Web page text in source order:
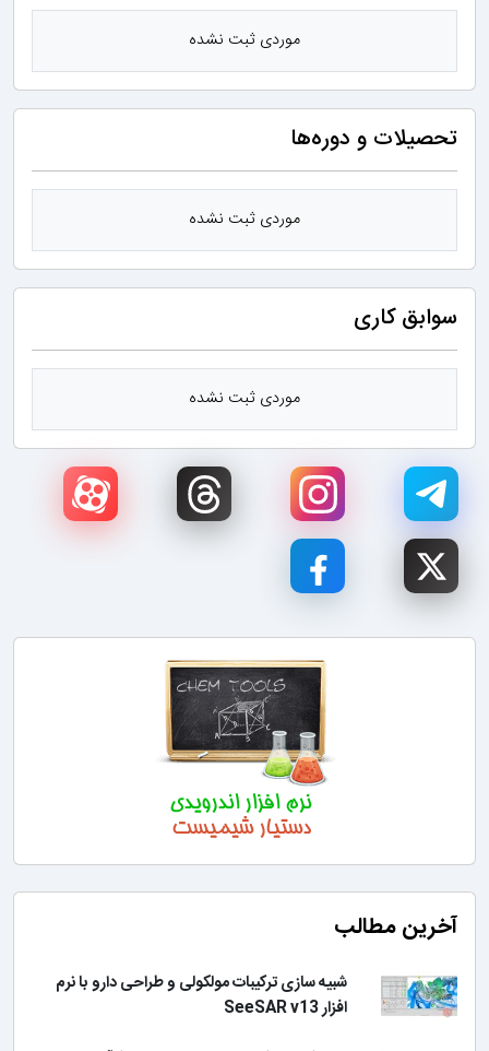
موردی ثبت نشده
تحصیلات و دوره‌ها
موردی ثبت نشده
سوابق کاری
موردی ثبت نشده
آخرین مطالب
شبیه سازی ترکیبات مولکولی و طراحی دارو با نرم
افزار SeeSAR v13